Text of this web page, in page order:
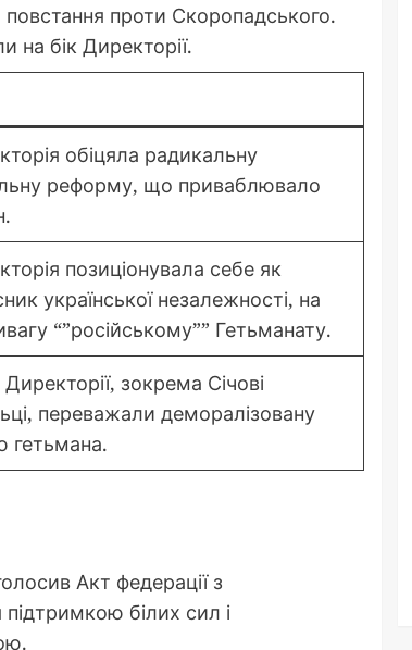
проти Скоропадського.
на бік Директорії.
обіцяла радикальну
реформу, що приваблювало
позиціонувала себе як
української незалежності, на
“”російському”” Гетьманату.
зокрема Січові
переважали деморалізовану
гетьмана.
Акт федерації з
білих сил і